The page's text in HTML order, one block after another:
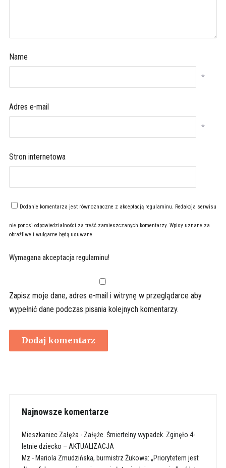
Name
*
Adres e-mail
*
Stron internetowa
Dodanie komentarza jest równoznaczne z akceptacją regulaminu. Redakcja serwisu
nie ponosi odpowiedzialności za treść zamieszczanych komentarzy. Wpisy uznane za
obraźliwe i wulgarne będą usuwane.
Wymagana akceptacja regulaminu!
Zapisz moje dane, adres e-mail i witrynę w przeglądarce aby
wypełnić dane podczas pisania kolejnych komentarzy.
Najnowsze komentarze
Mieszkaniec Załęża - Załęże. Śmiertelny wypadek. Zginęło 4-
letnie dziecko – AKTUALIZACJA
Mz - Mariola Zmudzińska, burmistrz Żukowa: „Priorytetem jest